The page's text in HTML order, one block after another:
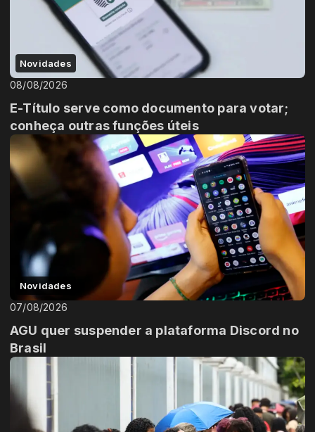
Novidades
08/08/2026
E-Título serve como documento para votar;
conheça outras funções úteis
Novidades
07/08/2026
AGU quer suspender a plataforma Discord no
Brasil